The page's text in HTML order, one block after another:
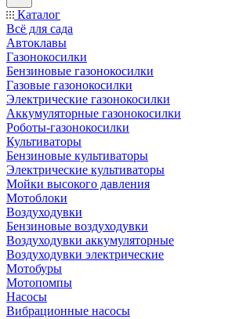
Каталог
Всё для сада
Автоклавы
Газонокосилки
Бензиновые газонокосилки
Газовые газонокосилки
Электрические газонокосилки
Аккумуляторные газонокосилки
Роботы-газонокосилки
Культиваторы
Бензиновые культиваторы
Электрические культиваторы
Мойки высокого давления
Мотоблоки
Воздуходувки
Бензиновые воздуходувки
Воздуходувки аккумуляторные
Воздуходувки электрические
Мотобуры
Мотопомпы
Насосы
Вибрационные насосы